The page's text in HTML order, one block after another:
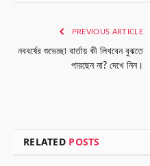
PREVIOUS ARTICLE
নববর্ষের শুভেচ্ছা বার্তায় কী লিখবেন বুঝতে
পারছেন না? দেখে নিন।
RELATED POSTS